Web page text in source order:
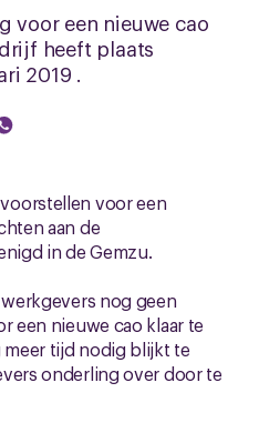
voor een nieuwe cao
heeft plaats
2019 .
voor een
aan de
in de Gemzu.
nog geen
een nieuwe cao klaar te
tijd nodig blijkt te
onderling over door te